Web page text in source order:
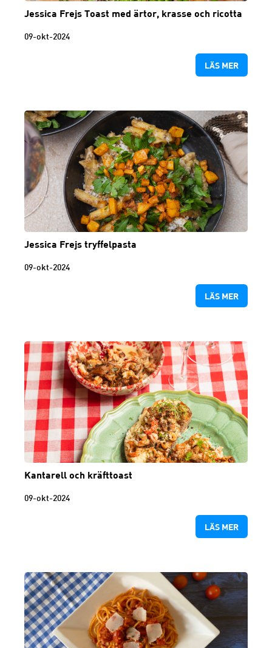
Jessica Frejs Toast med ärtor, krasse och ricotta
09-okt-2024
LÄS MER
Jessica Frejs tryffelpasta
09-okt-2024
LÄS MER
Kantarell och kräfttoast
09-okt-2024
LÄS MER